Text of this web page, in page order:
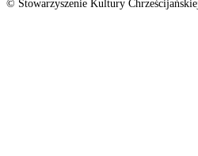
© Stowarzyszenie Kultury